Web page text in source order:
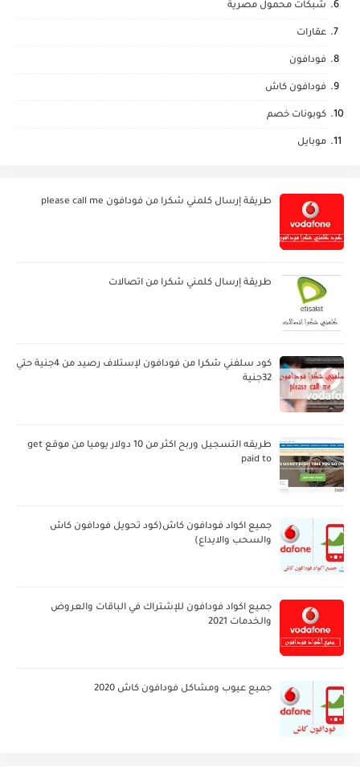
شبكات محمول مصرية
عقارات
فودافون
فودافون كاش
كوبونات خصم
موبايل
طريقة إرسال كلمني شكرا من فودافون please call me
طريقة إرسال كلمني شكرا من اتصالات
كود سلفني شكرا من فودافون لإستلاف رصيد من 4جنية حتي
32جنية
طريقه التسجيل وربح اكثر من 10 دولار يوميا من موقع get
paid to
جميع اكواد فودافون كاش(كود تحويل فودافون كاش
والسحب والايداع)
جميع اكواد فودافون للإشتراك في الباقات والعروض
والخدمات 2021
جميع عيوب ومشاكل فودافون كاش 2020